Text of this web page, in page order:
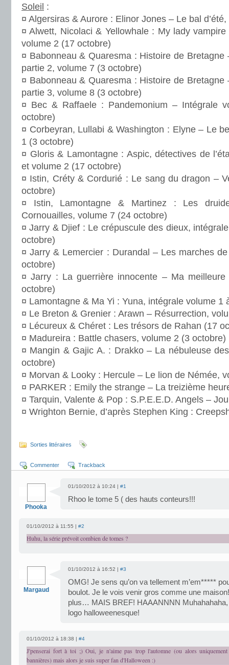
Soleil :
¤ Algersiras & Aurore : Elinor Jones – Le bal
¤ Alwett, Nicolaci & Yellowhale : My lady
volume 2 (17 octobre)
¤ Babonneau & Quaresma : Histoire de
partie 2, volume 7 (3 octobre)
¤ Babonneau & Quaresma : Histoire de
partie 3, volume 8 (3 octobre)
¤ Bec & Raffaele : Pandemonium – Intégrale
octobre)
¤ Corbeyran, Lullabi & Washington : Elyne – Le
1 (3 octobre)
¤ Gloris & Lamontagne : Aspic, détectives de
et volume 2 (17 octobre)
¤ Istin, Créty & Cordurié : Le sang du dragon –
octobre)
¤ Istin, Lamontagne & Martinez : Les
Cornouailles, volume 7 (24 octobre)
¤ Jarry & Djief : Le crépuscule des dieux,
octobre)
¤ Jarry & Lemercier : Durandal – Les marches
octobre)
¤ Jarry : La guerrière innocente – Ma
octobre)
¤ Lamontagne & Ma Yi : Yuna, intégrale volume 1
¤ Le Breton & Grenier : Arawn – Résurrection,
¤ Lécureux & Chéret : Les trésors de Rahan (17
¤ Madureira : Battle chasers, volume 2 (3 octobre)
¤ Mangin & Gajic A. : Drakko – La nébuleuse
octobre)
¤ Morvan & Looky : Hercule – Le lion de Némée,
¤ PARKER : Emily the strange – La treizième
¤ Tarquin, Valente & Pop : S.P.E.E.D. Angels –
¤ Wrighton Bernie, d’après Stephen King :
Sorties littéraires
Commenter Trackback
Phooka
01/10/2012 à 10:24 | #1
Rhoo le tome 5 ( des hauts conteurs!!!
01/10/2012 à 11:55 | #2
Huhu, la série prévoit combien de tomes ?
Margaud
01/10/2012 à 16:52 | #3
OMG! Je sens qu’on va tellement m’em*****
boulot. Je le vois venir gros comme une
plus… MAIS BREF! HAAANNNN Muhahahaha,
logo halloweenesque!
01/10/2012 à 18:38 | #4
J'penserai fort à toi ;) Oui, je n'aime pas trop l'automne (ou alors
bannières) mais alors je suis super fan d'Halloween :)